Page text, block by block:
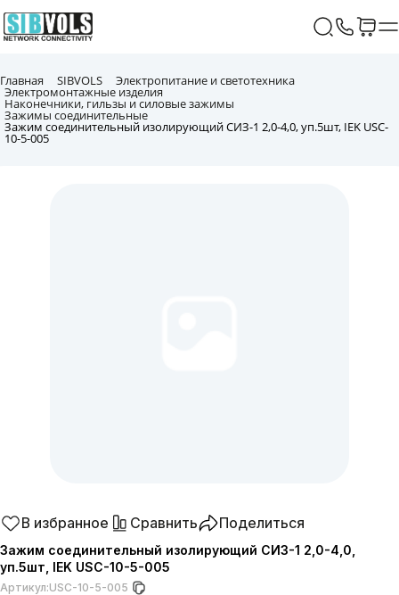
Главная SIBVOLS Электропитание и светотехника
Электромонтажные изделия
Наконечники, гильзы и силовые зажимы
Зажимы соединительные
Зажим соединительный изолирующий СИЗ-1 2,0-4,0, уп.5шт, IEK USC-
10-5-005
В избранное Сравнить Поделиться
Зажим соединительный изолирующий СИЗ-1 2,0-4,0,
уп.5шт, IEK USC-10-5-005
Артикул:USC-10-5-005